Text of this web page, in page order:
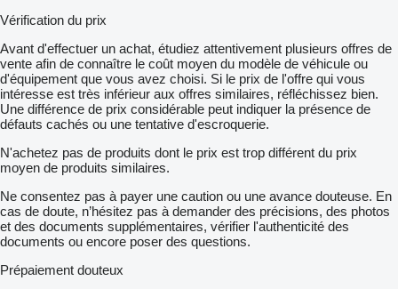
Vérification du prix
Avant d'effectuer un achat, étudiez attentivement plusieurs offres de
vente afin de connaître le coût moyen du modèle de véhicule ou
d'équipement que vous avez choisi. Si le prix de l'offre qui vous
intéresse est très inférieur aux offres similaires, réfléchissez bien.
Une différence de prix considérable peut indiquer la présence de
défauts cachés ou une tentative d'escroquerie.
N'achetez pas de produits dont le prix est trop différent du prix
moyen de produits similaires.
Ne consentez pas à payer une caution ou une avance douteuse. En
cas de doute, n’hésitez pas à demander des précisions, des photos
et des documents supplémentaires, vérifier l'authenticité des
documents ou encore poser des questions.
Prépaiement douteux